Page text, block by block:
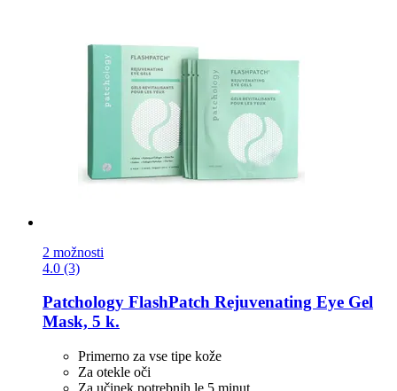
2 možnosti
4.0 (3)
Patchology FlashPatch Rejuvenating Eye Gel
Mask, 5 k.
Primerno za vse tipe kože
Za otekle oči
Za učinek potrebnih le 5 minut